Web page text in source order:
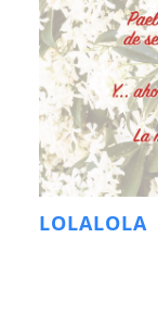
LOLALOLA